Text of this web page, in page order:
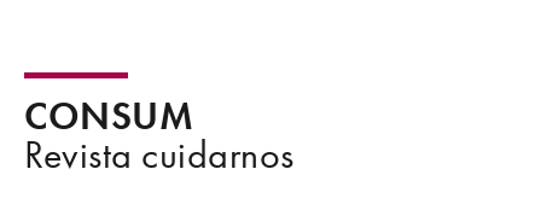
CONSUM
Revista cuidarnos